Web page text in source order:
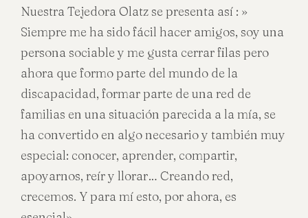
Nuestra Tejedora Olatz se presenta así : »
Siempre me ha sido fácil hacer amigos, soy una
persona sociable y me gusta cerrar filas pero
ahora que formo parte del mundo de la
discapacidad, formar parte de una red de
familias en una situación parecida a la mía, se
ha convertido en algo necesario y también muy
especial: conocer, aprender, compartir,
apoyarnos, reír y llorar… Creando red,
crecemos. Y para mí esto, por ahora, es